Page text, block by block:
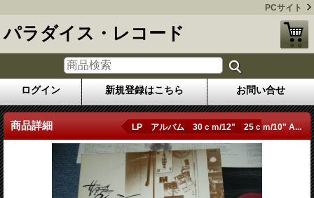
PCサイト
パラダイス・レコード
ログイン 新規登録はこちら お問い合せ
商品詳細 LP アルバム 30ｃｍ/12" 25ｃｍ/10" A...